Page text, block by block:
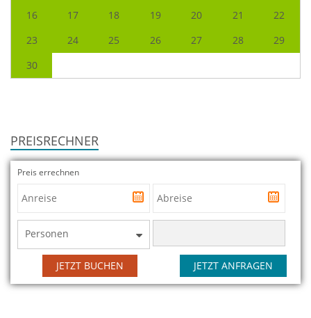
16 17 18 19 20 21
22
23
24 25 26 27 28
29
30
PREISRECHNER
Preis errechnen
Personen
JETZT ANFRAGEN
JETZT BUCHEN